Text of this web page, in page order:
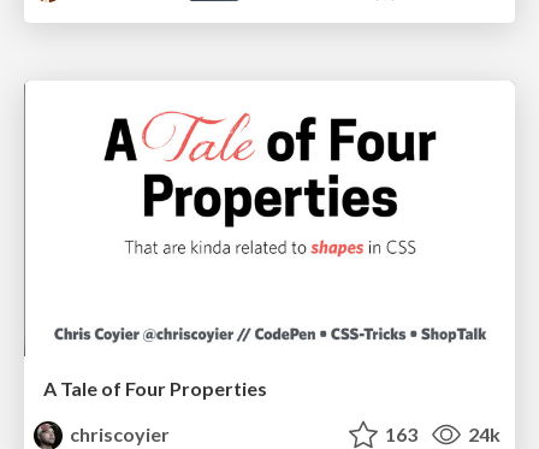
A Tale of Four Properties
chriscoyier
163 24k